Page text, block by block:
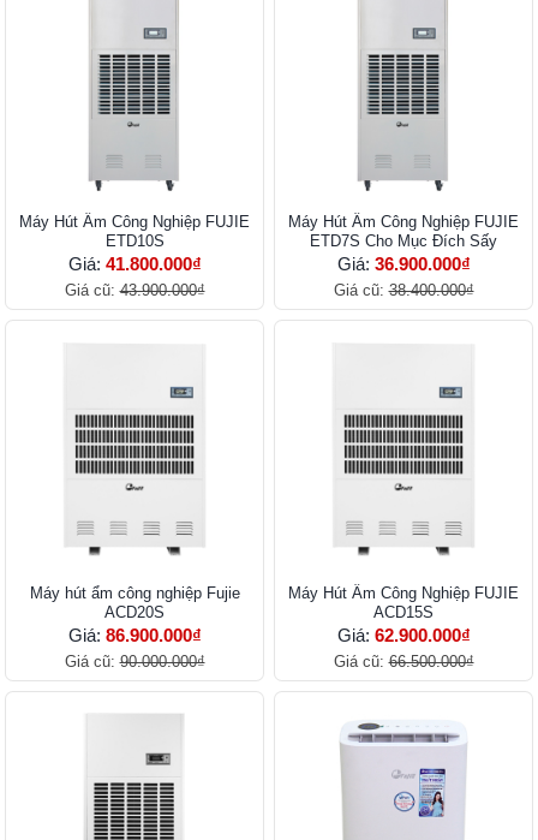
Máy Hút Ẩm Công Nghiệp FUJIE
ETD10S
Giá: 41.800.000₫
Giá cũ:43.900.000₫
Máy Hút Ẩm Công Nghiệp FUJIE
ETD7S Cho Mục Đích Sấy
Giá: 36.900.000₫
Giá cũ:38.400.000₫
Máy hút ẩm công nghiệp Fujie
ACD20S
Giá: 86.900.000₫
Giá cũ:90.000.000₫
Máy Hút Ẩm Công Nghiệp FUJIE
ACD15S
Giá: 62.900.000₫
Giá cũ:66.500.000₫